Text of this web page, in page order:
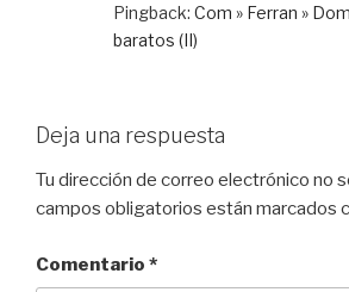
Pingback: Com » Ferran »
baratos (II)
Deja una respuesta
Tu dirección de correo electrónico no
campos obligatorios están marcados
Comentario *